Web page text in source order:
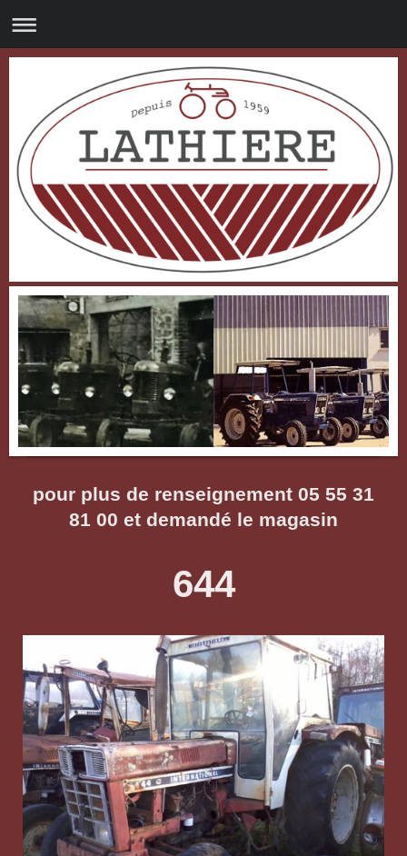
pour plus de renseignement 05 55 31
81 00 et demandé le magasin
644